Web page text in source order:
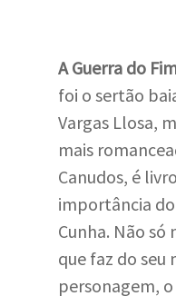
A Guerra do
foi o sertão
Vargas Llosa,
mais
Canudos, é
importância do
Cunha. Não
que faz do
personagem,